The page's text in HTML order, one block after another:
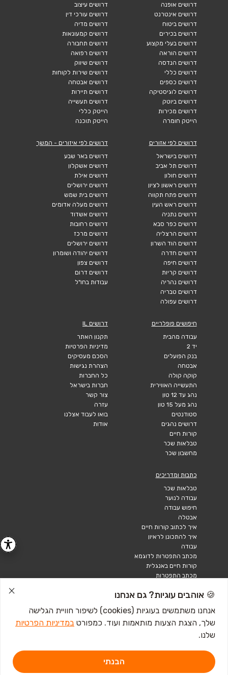
דרושים אופנה
דרושים אינטרנט
דרושים ביטוח
דרושים בכירים
דרושים בעלי מקצוע
דרושים הוראה
דרושים הנדסה
דרושים כללי
דרושים כספים
דרושים לוגיסטיקה
דרושים ביוטק
דרושים מכירות
הייטק חומרה
דרושים עיצוב
דרושים עורכי דין
דרושים מדיה
דרושים קמעונאות
דרושים תחבורה
דרושים רפואה
דרושים שיווק
דרושים שירות לקוחות
דרושים אבטחה
דרושים תיירות
דרושים תעשייה
הייטק כללי
הייטק תוכנה
דרושים לפי אזורים
דרושים בישראל
דרושים תל אביב
דרושים חולון
דרושים ראשון לציון
דרושים פתח תקווה
דרושים ראש העין
דרושים נתניה
דרושים כפר סבא
דרושים הרצליה
דרושים הוד השרון
דרושים חדרה
דרושים חיפה
דרושים קריות
דרושים נהריה
דרושים טבריה
דרושים עפולה
דרושים לפי איזורים - המשך
דרושים באר שבע
דרושים אשקלון
דרושים אילת
דרושים ירושלים
דרושים בית שמש
דרושים מעלה אדומים
דרושים אשדוד
דרושים רחובות
דרושים מרכז
דרושים ירושלים
דרושים יהודה ושומרון
דרושים צפון
דרושים דרום
עבודות בחו"ל
חיפושים פופלריים
עבודה מהבית
יד 2
בנק הפועלים
אבטחה
קוקה קולה
התעשייה האווירית
נהג עד 12 טון
נהג מעל 15 טון
סטודנטים
דרושים נהגים
קורות חיים
טבלאות שכר
מחשבון שכר
דרושים IL
תקנון האתר
מדיניות הפרטיות
הסכם מעסיקים
הצהרת נגישות
כל החברות
חברות בישראל
צור קשר
עזרה
בואו לעבוד אצלנו
אודות
כתבות ומדריכים
טבלאות שכר
עבודה לנוער
חיפוש עבודה
אבטלה
איך לכתוב קורות חיים
איך להתכונן לראיון
עבודה
מכתב התפטרות לדוגמא
קורות חיים באנגלית
מכתב התפטרות
אתר זה מוגן באמצעות Google reCAPTCHA ומחוייב ל- מדיניות הפרטיותוכןתנאי השירותשל Google
🍪 אוהבים עוגיות? גם אנחנו
אנחנו משתמשים בעוגיות (cookies) לשיפור חוויית הגלישה
שלך, הצגת הצעות מותאמות ועוד. כמפורט במדיניות הפרטיות
שלנו.
הבנתי